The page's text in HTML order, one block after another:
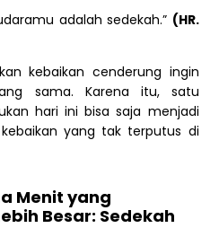
adalah sedekah.” (HR.
kebaikan cenderung ingin
sama. Karena itu, satu
hari ini bisa saja menjadi
yang tak terputus di
Menit yang
Besar: Sedekah